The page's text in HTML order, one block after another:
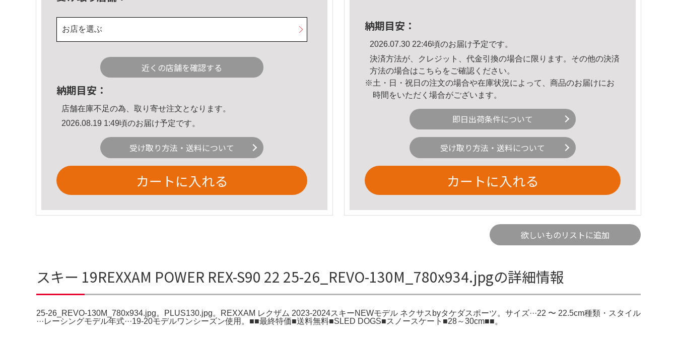
お店を選ぶ
近くの店舗を確認する
納期目安：
店舗在庫不足の為、取り寄せ注文となります。
2026.08.19 1:49頃のお届け予定です。
受け取り方法・送料について
カートに入れる
納期目安：
2026.07.30 22:46頃のお届け予定です。
決済方法が、クレジット、代金引換の場合に限ります。その他の決済
方法の場合はこちら をご確認ください。
※土・日・祝日の注文の場合や在庫状況によって、商品のお届けにお
時間をいただく場合がございます。
即日出荷条件について
受け取り方法・送料について
カートに入れる
欲しいものリストに追加
スキー 19REXXAM POWER REX-S90 22 25-26_REVO-130M_780x934.jpgの詳細情報
25-26_REVO-130M_780x934.jpg。PLUS130.jpg。REXXAM レクザム 2023-2024スキーNEWモデル ネクサスbyタケダスポーツ。サイズ···22 〜 22.5cm種類・スタイル
···レーシングモデル年式···19-20モデルワンシーズン使用。■■最終特価■送料無料■SLED DOGS■スノースケート■28～30cm■■。